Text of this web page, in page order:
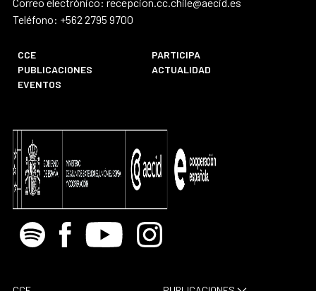
Teléfono: +562 2795 9700
CCE
PARTICIPA
PUBLICACIONES
ACTUALIDAD
EVENTOS
Spotify Facebook
Youtube Instagram